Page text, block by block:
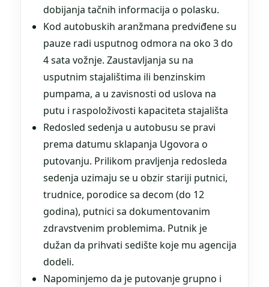
dobijanja tačnih informacija o polasku.
Kod autobuskih aranžmana predviđene su
pauze radi usputnog odmora na oko 3 do
4 sata vožnje. Zaustavljanja su na
usputnim stajalištima ili benzinskim
pumpama, a u zavisnosti od uslova na
putu i raspoloživosti kapaciteta stajališta
Redosled sedenja u autobusu se pravi
prema datumu sklapanja Ugovora o
putovanju. Prilikom pravljenja redosleda
sedenja uzimaju se u obzir stariji putnici,
trudnice, porodice sa decom (do 12
godina), putnici sa dokumentovanim
zdravstvenim problemima. Putnik je
dužan da prihvati sedište koje mu agencija
dodeli.
Napominjemo da je putovanje grupno i